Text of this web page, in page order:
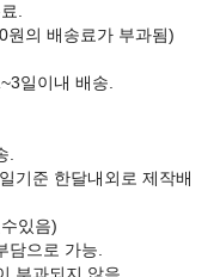
.
원의 배송료가 부과됨)
일이내 배송.
.
기준 한달내외로 제작배
있음)
담으로 가능.